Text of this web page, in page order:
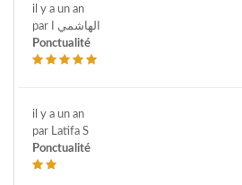
il y a un an
par الهاشمي ا
Ponctualité
il y a un an
par Latifa S
Ponctualité